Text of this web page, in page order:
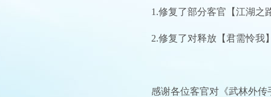
1.修复了部分客官【江湖之
2.修复了对释放【君需怜我
感谢各位客官对《武林外